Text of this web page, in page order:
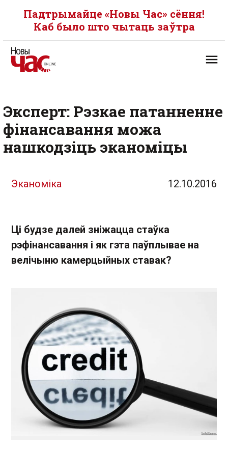
Падтрымайце «Новы Час» сёння!
Каб было што чытаць заўтра
Эксперт: Рэзкае патанненне
фінансавання можа
нашкодзіць эканоміцы
Эканоміка 12.10.2016
Ці будзе далей зніжацца стаўка
рэфінансавання і як гэта паўплывае на
велічыню камерцыйных ставак?